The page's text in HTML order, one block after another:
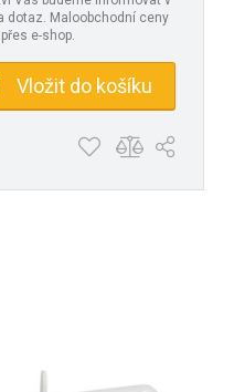
dotaz. Maloobchodní ceny
e-shop.
Vložit do košíku